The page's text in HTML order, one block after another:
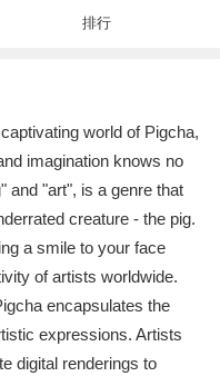
排行
world of Pigcha,
imagination knows no
and "art", is a genre that
creature - the pig.
a smile to your face
of artists worldwide.
encapsulates the
expressions. Artists
digital renderings to